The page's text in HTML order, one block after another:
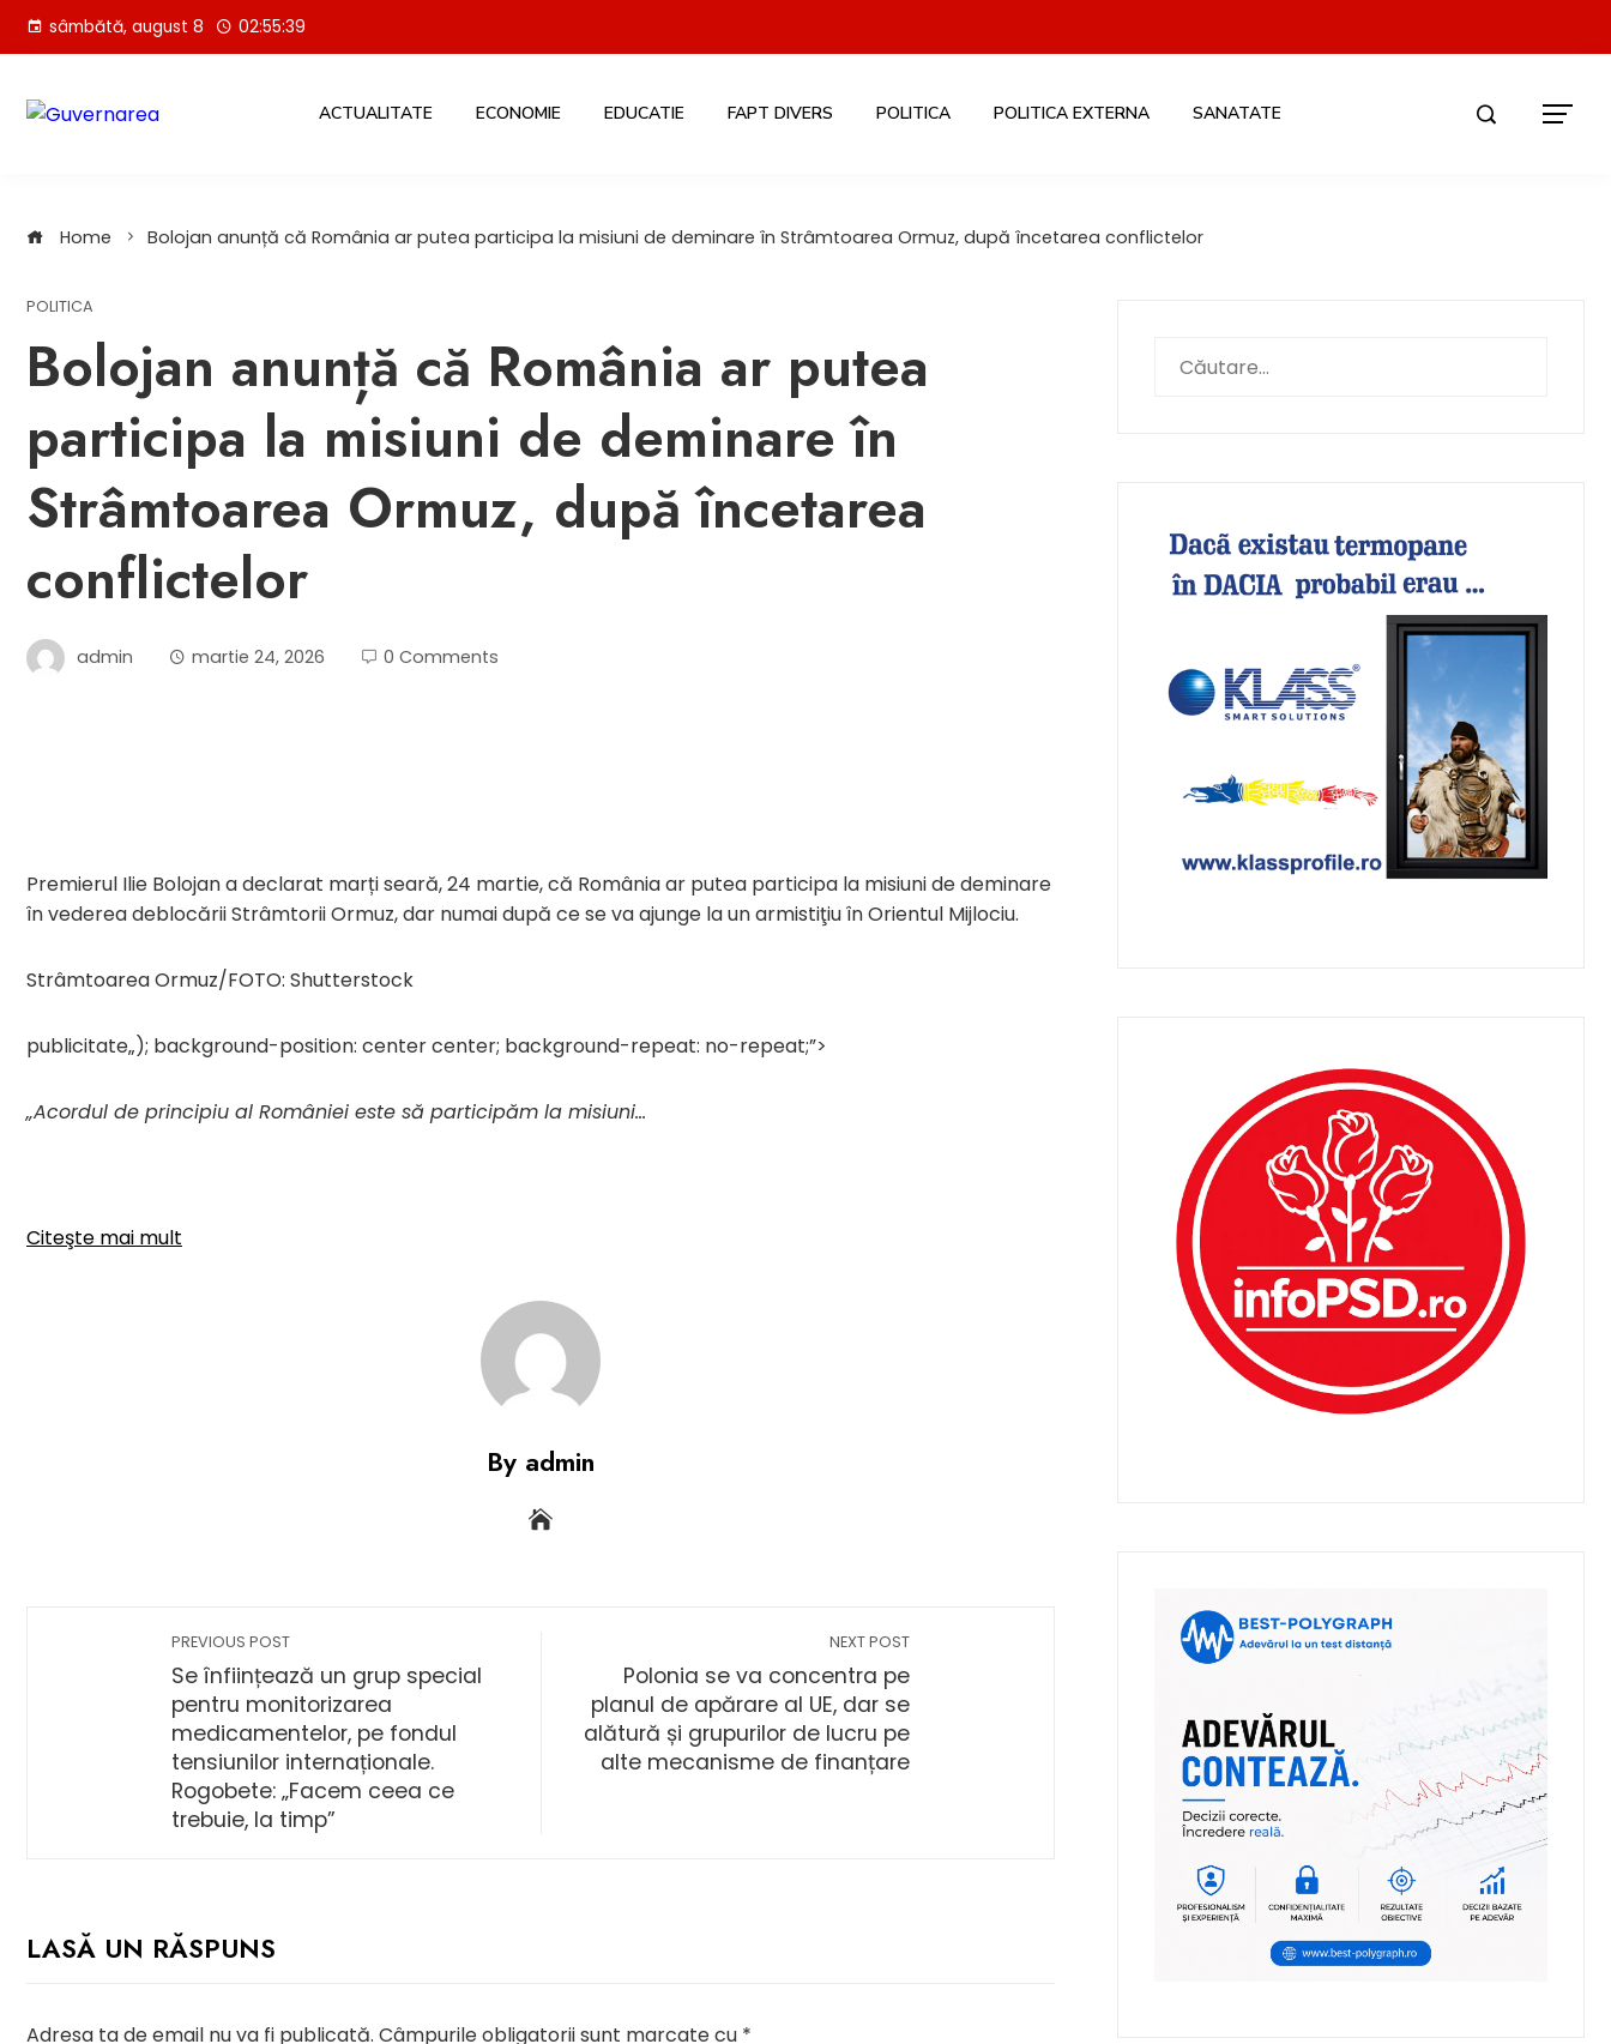
Skip sâmbătă, august 8 02:55:40
ACTUALITATE ECONOMIE EDUCATIE FAPT DIVERS POLITICA POLITICA EXTERNA SANATATE
Home Bolojan anunță că România ar putea participa la misiuni de deminare în Strâmtoarea Ormuz, după încetarea conflictelor
POLITICA
Bolojan anunță că România ar putea
participa la misiuni de deminare în
Strâmtoarea Ormuz, după încetarea
conflictelor
admin martie 24, 2026 0 Comments
Premierul Ilie Bolojan a declarat marți seară, 24 martie, că România ar putea participa la misiuni de deminare
în vederea deblocării Strâmtorii Ormuz, dar numai după ce se va ajunge la un armistiţiu în Orientul Mijlociu.
Strâmtoarea Ormuz/FOTO: Shutterstock
publicitate„); background-position: center center; background-repeat: no-repeat;”>
„Acordul de principiu al României este să participăm la misiuni…
Citeşte mai mult
By admin
PREVIOUS POST
Se înființează un grup special
pentru monitorizarea
medicamentelor, pe fondul
tensiunilor internaționale.
Rogobete: „Facem ceea ce
trebuie, la timp”
NEXT POST
Polonia se va concentra pe
planul de apărare al UE, dar se
alătură și grupurilor de lucru pe
alte mecanisme de finanțare
LASĂ UN RĂSPUNS
Adresa ta de email nu va fi publicată. Câmpurile obligatorii sunt marcate cu *
după: